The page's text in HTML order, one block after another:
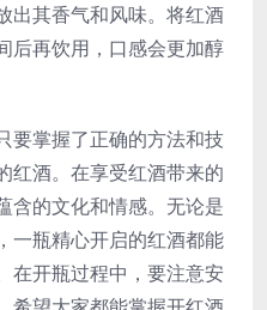
出其香气和风味。将红酒
后再饮用，口感会更加醇
要掌握了正确的方法和技
红酒。在享受红酒带来的
含的文化和情感。无论是
一瓶精心开启的红酒都能
在开瓶过程中，要注意安